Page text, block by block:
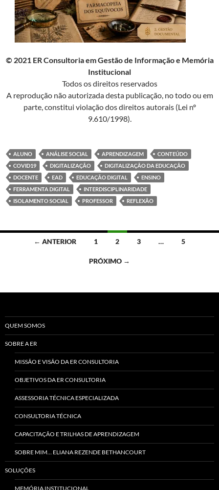
© 2021 ER Consultoria em Gestão de Informação e Memória
Institucional
Todos os direitos reservados
A reprodução não autorizada desta publicação, no todo ou em
parte, constitui violação dos direitos autorais (Lei nº
9.610/1998).
ALUNO ANÁLISE SOCIAL APRENDIZAGEM
CONTEÚDO
COVID19
DIGITALIZAÇÃO
DIGITALIZAÇÃO DA EDUCAÇÃO
DOCENTE
EAD EDUCAÇÃO DIGITAL
ENSINO
FERRAMENTA DIGITAL
INTERDISCIPLINARIDADE
ISOLAMENTO SOCIAL
PROFESSOR REFLEXÃO
Navegação
← ANTERIOR 1 2 3 … 5
PRÓXIMO →
QUEM SOMOS
SOBRE A ER
MISSÃO E VISÃO DA ER CONSULTORIA
OBJETIVOS DA ER CONSULTORIA
ASSESSORIA TÉCNICA ESPECIALIZADA
CONSULTORIA TÉCNICA
CAPACITAÇÃO E TRILHAS DE APRENDIZAGEM
SOBRE MIM… ELIANA REZENDE BETHANCOURT
SOLUÇÕES
MEMÓRIA INSTITUCIONAL